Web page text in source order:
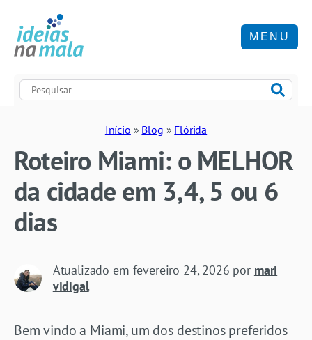
MENU
Início » Blog » Flórida
Roteiro Miami: o MELHOR
da cidade em 3,4, 5 ou 6
dias
Atualizado em fevereiro 24, 2026 por mari
vidigal
Bem vindo a Miami, um dos destinos preferidos